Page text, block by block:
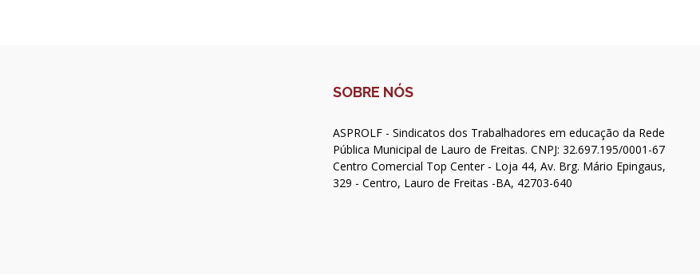
SOBRE NÓS
ASPROLF - Sindicatos dos Trabalhadores em educação da Rede
Pública Municipal de Lauro de Freitas. CNPJ: 32.697.195/0001-67
Centro Comercial Top Center - Loja 44, Av. Brg. Mário Epingaus,
329 - Centro, Lauro de Freitas -BA, 42703-640